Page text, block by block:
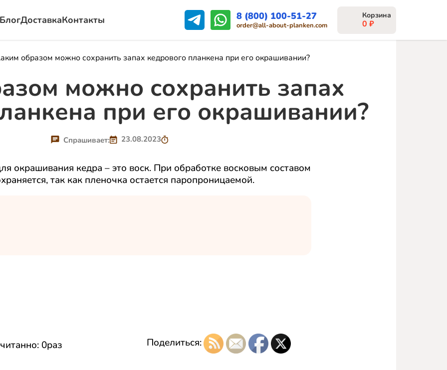
БлогДоставкаКонтакты 8 (800) 100-51-27
order@all-about-planken.com 0 ₽
образом можно сохранить запах кедрового планкена при его окрашивании?
можно сохранить запах
при его окрашивании?
Спрашивает: 23.08.2023
окрашивания кедра – это воск. При обработке восковым составом
так как пленочка остается паропроницаемой.
0раз Поделиться: